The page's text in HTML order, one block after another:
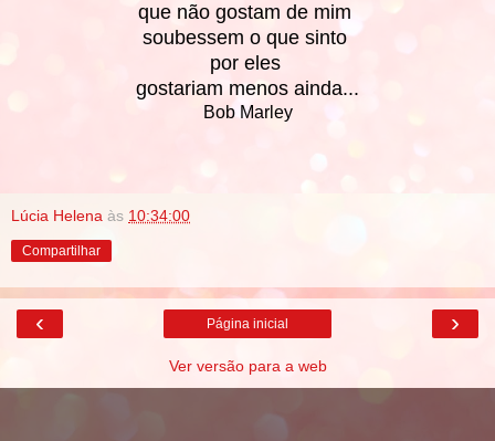
que não gostam de mim
soubessem o que sinto
por eles
gostariam menos ainda...
Bob Marley
Lúcia Helena às 10:34:00
Compartilhar
‹ ›
Página inicial
Ver versão para a web